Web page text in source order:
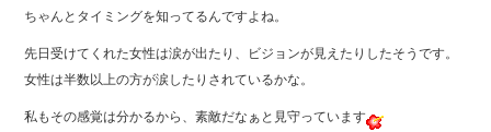
ちゃんとタイミングを知ってるんですよね。
先日受けてくれた女性は涙が出たり、ビジョンが見えたりしたそうです。
女性は半数以上の方が涙したりされているかな。
私もその感覚は分かるから、素敵だなぁと見守っています